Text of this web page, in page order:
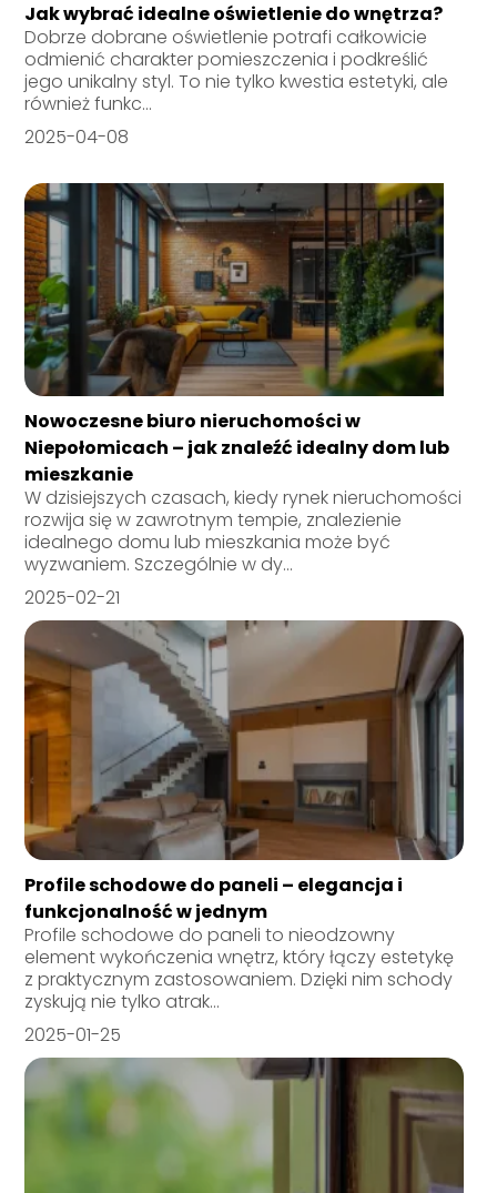
Jak wybrać idealne oświetlenie do wnętrza?
Dobrze dobrane oświetlenie potrafi całkowicie
odmienić charakter pomieszczenia i podkreślić
jego unikalny styl. To nie tylko kwestia estetyki, ale
również funkc...
2025-04-08
Nowoczesne biuro nieruchomości w
Niepołomicach – jak znaleźć idealny dom lub
mieszkanie
W dzisiejszych czasach, kiedy rynek nieruchomości
rozwija się w zawrotnym tempie, znalezienie
idealnego domu lub mieszkania może być
wyzwaniem. Szczególnie w dy...
2025-02-21
Profile schodowe do paneli – elegancja i
funkcjonalność w jednym
Profile schodowe do paneli to nieodzowny
element wykończenia wnętrz, który łączy estetykę
z praktycznym zastosowaniem. Dzięki nim schody
zyskują nie tylko atrak...
2025-01-25